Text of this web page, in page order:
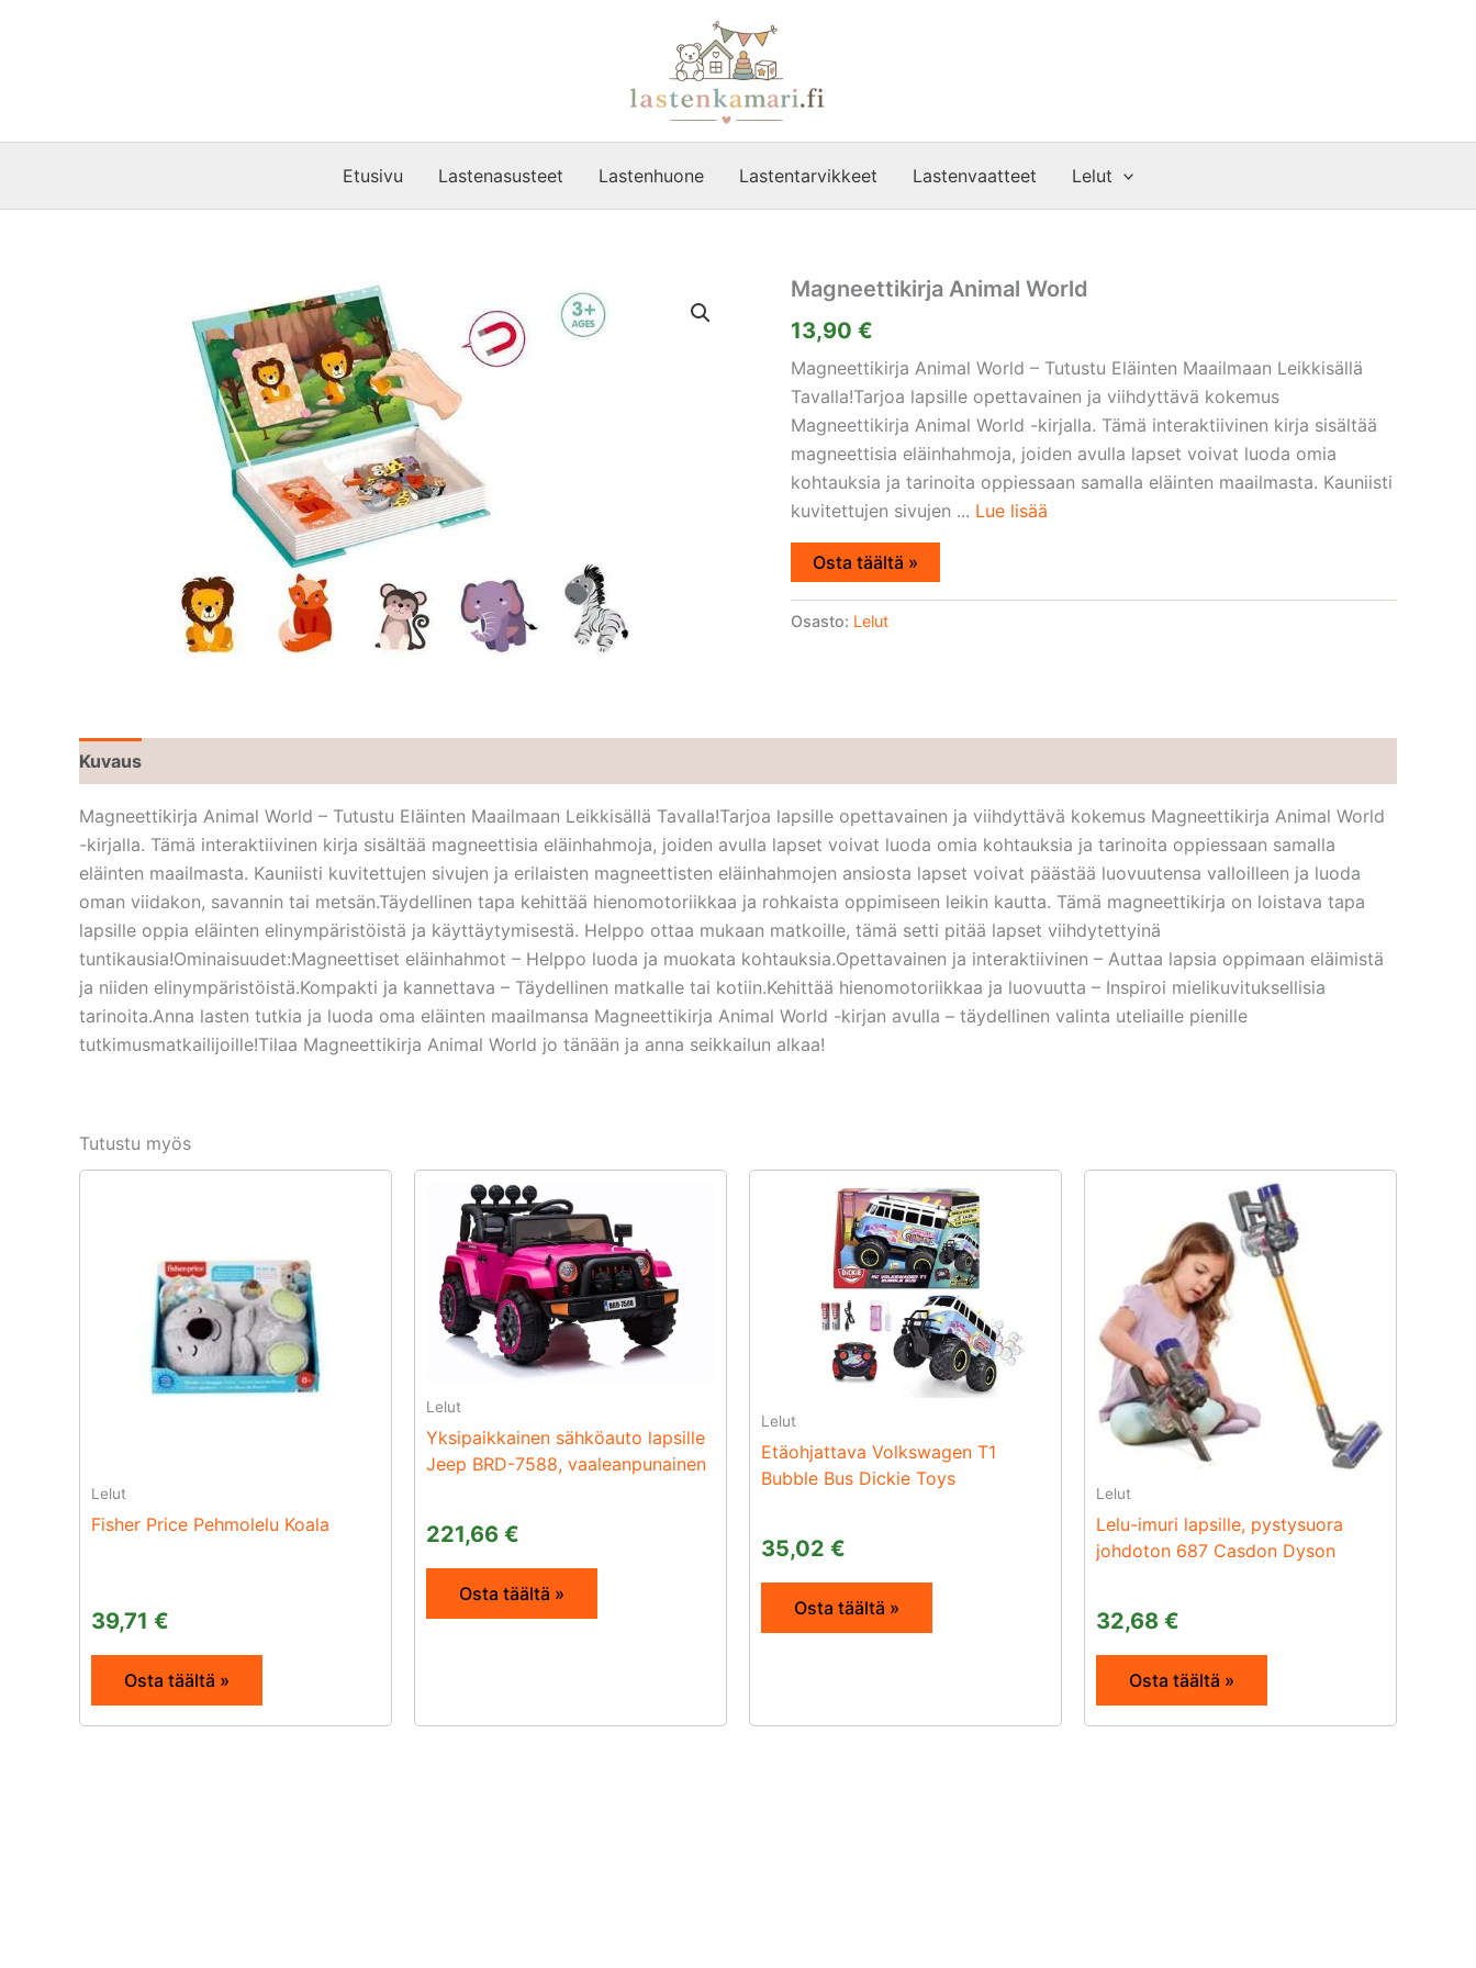
Etusivu Lastenasusteet Lastenhuone Lastentarvikkeet Lastenvaatteet Lelut
Magneettikirja Animal World
13,90 €
Magneettikirja Animal World – Tutustu Eläinten Maailmaan Leikkisällä
Tavalla!Tarjoa lapsille opettavainen ja viihdyttävä kokemus
Magneettikirja Animal World -kirjalla. Tämä interaktiivinen kirja sisältää
magneettisia eläinhahmoja, joiden avulla lapset voivat luoda omia
kohtauksia ja tarinoita oppiessaan samalla eläinten maailmasta. Kauniisti
kuvitettujen sivujen ... Lue lisää
Osta täältä »
Osasto: Lelut
Kuvaus
Magneettikirja Animal World – Tutustu Eläinten Maailmaan Leikkisällä Tavalla!Tarjoa lapsille opettavainen ja viihdyttävä kokemus Magneettikirja Animal World
-kirjalla. Tämä interaktiivinen kirja sisältää magneettisia eläinhahmoja, joiden avulla lapset voivat luoda omia kohtauksia ja tarinoita oppiessaan samalla
eläinten maailmasta. Kauniisti kuvitettujen sivujen ja erilaisten magneettisten eläinhahmojen ansiosta lapset voivat päästää luovuutensa valloilleen ja luoda
oman viidakon, savannin tai metsän.Täydellinen tapa kehittää hienomotoriikkaa ja rohkaista oppimiseen leikin kautta. Tämä magneettikirja on loistava tapa
lapsille oppia eläinten elinympäristöistä ja käyttäytymisestä. Helppo ottaa mukaan matkoille, tämä setti pitää lapset viihdytettyinä
tuntikausia!Ominaisuudet:Magneettiset eläinhahmot – Helppo luoda ja muokata kohtauksia.Opettavainen ja interaktiivinen – Auttaa lapsia oppimaan eläimistä
ja niiden elinympäristöistä.Kompakti ja kannettava – Täydellinen matkalle tai kotiin.Kehittää hienomotoriikkaa ja luovuutta – Inspiroi mielikuvituksellisia
tarinoita.Anna lasten tutkia ja luoda oma eläinten maailmansa Magneettikirja Animal World -kirjan avulla – täydellinen valinta uteliaille pienille
tutkimusmatkailijoille!Tilaa Magneettikirja Animal World jo tänään ja anna seikkailun alkaa!
Tutustu myös
Lelut
Fisher Price Pehmolelu Koala
39,71 €
Osta täältä »
Lelut
Yksipaikkainen sähköauto lapsille
Jeep BRD-7588, vaaleanpunainen
221,66 €
Osta täältä »
Lelut
Etäohjattava Volkswagen T1
Bubble Bus Dickie Toys
35,02 €
Osta täältä »
Lelut
Lelu-imuri lapsille, pystysuora
johdoton 687 Casdon Dyson
32,68 €
Osta täältä »